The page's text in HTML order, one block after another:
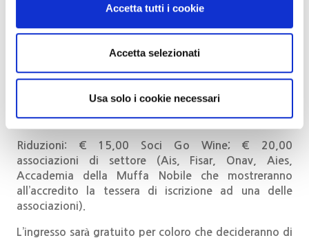
Accetta tutti i cookie
Accetta selezionati
Usa solo i cookie necessari
Orari e turni di degustazione
Ore 18,45-20,30: primo turno di apertura del banco
d’assaggio al pubblico di enoappassionati
banco d’assaggio al pubblico di enoappassionati
Costo della degustazione ai banchi d’assaggio è di €
23,00.
Riduzioni: € 15,00 Soci Go Wine; € 20,00
associazioni di settore (Ais, Fisar, Onav, Aies,
Accademia della Muffa Nobile che mostreranno
all’accredito la tessera di iscrizione ad una delle
associazioni).
L’ingresso sarà gratuito per coloro che decideranno di